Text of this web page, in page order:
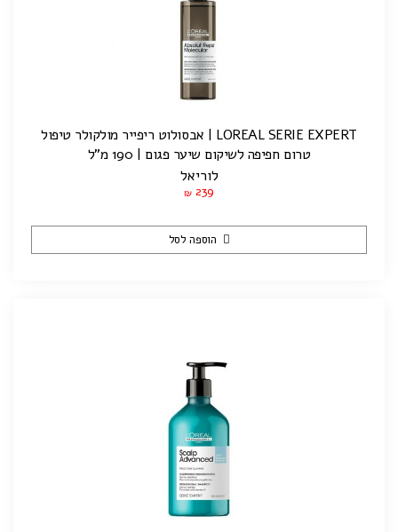
LOREAL SERIE EXPERT | אבסולוט ריפייר מולקולר טיפול
טרום חפיפה לשיקום שיער פגום | 190 מ”ל
לוריאל
₪ 239
הוספה לסל